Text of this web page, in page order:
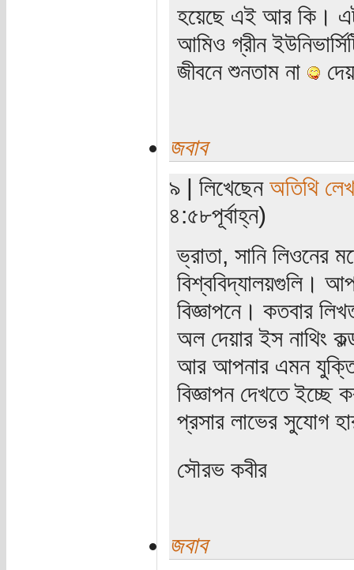
হয়েছে এই আর কি।
আমিও গ্রীন
জীবনে শুনতাম না
জবাব
৯ | লিখেছেন অতিথি
৪:৫৮পূর্বাহ্ন)
ভ্রাতা, সানি লিওনের
বিশ্ববিদ্যালয়গুলি।
বিজ্ঞাপনে। কতবার
অল দেয়ার ইস নাথিং
আর আপনার এমন
বিজ্ঞাপন দেখতে ইচ্ছে
প্রসার লাভের সুযোগ
সৌরভ কবীর
জবাব